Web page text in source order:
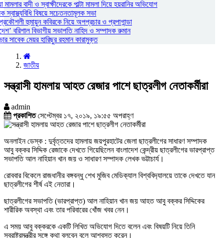
বাদী ও স্বাক্ষীদেরকে পাল্টা মামলা দিয়ে হয়রানির অভিযোগ
বিষয়ে সচেতনতামূলক সভা
হুমায়ুন কবিরকে নিয়ে অপপ্রচার ও প্রপাগান্ডা
বরিশাল বিভাগীয় সভাপতি নাহিদ ও সম্পাদক রুমান
সাবেক মেয়র হারিছুর রহমান কারামুক্ত
জাতীয়
সন্ত্রাসী হামলায় আহত রেজার পাশে ছাত্রলীগ নেতাকর্মীরা
admin
প্রকাশিতসেপ্টেম্বর ১৭, ২০১৯, ১৯:৫৫ অপরাহ্ণ
অনলাইন ডেস্ক : দুর্বৃত্তদের হামলায় জয়পুরহাটের জেলা ছাত্রলীগের সাধারণ সম্পাদক
আবু বক্কর সিদ্দিক রেজাকে দেখতে গিয়েছিলেন বাংলাদেশ কেন্দ্রীয় ছাত্রলীগের ভারপ্রাপ্ত
সভাপতি আল নাহিয়ান খান জয় ও সাধারণ সম্পাদক লেখক ভট্টাচার্য।
রোববার বিকেলে রাজধানীর বঙ্গবন্ধু শেখ মুজিব মেডিক‌্যাল বিশ্ববিদ‌্যালয়ে তাকে দেখতে যান
ছাত্রলীগের শীর্ষ এই নেতারা।
ছাত্রলীগের সভাপতি (ভারপ্রাপ্ত) আল নাহিয়ান খান জয় আহত আবু বক্কর সিদ্দিকের
শারীরিক অবস্থা এবং তার পরিবারের খোঁজ খবর নেন।
এ সময় আবু বক্করকে একটি লিখিত অভিযোগ দিতে বলেন এবং বিষয়টি নিয়ে তিনি
স্বরাষ্ট্রমন্ত্রীর সঙ্গে কথা বলবেন বলে আশ্বস্ত করেন।